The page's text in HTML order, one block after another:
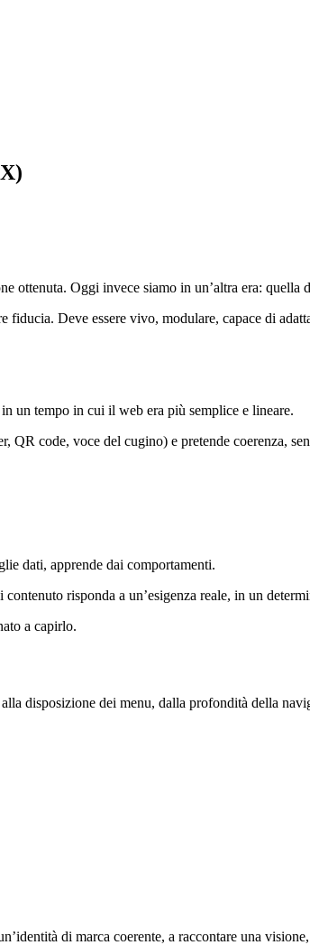
ottenuta. Oggi invece siamo in un’altra era: quella
Deve essere vivo, modulare, capace di
un tempo in cui il web era più semplice e lineare.
code, voce del cugino) e pretende coerenza,
dati, apprende dai comportamenti.
risponda a un’esigenza reale, in un
a capirlo.
disposizione dei menu, dalla profondità della
di marca coerente, a raccontare una